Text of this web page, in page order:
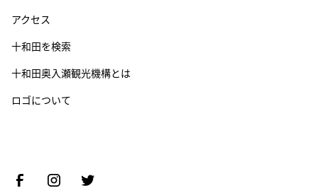
アクセス
十和田を検索
十和田奥入瀬観光機構とは
ロゴについて